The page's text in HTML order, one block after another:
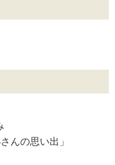
んの思い出」